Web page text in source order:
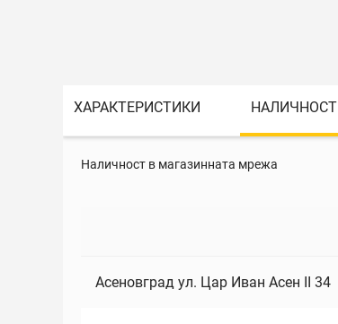
ХАРАКТЕРИСТИКИ НАЛИЧНОСТ
Наличност в магазинната мрежа
Асеновград ул. Цар Иван Асен II 34